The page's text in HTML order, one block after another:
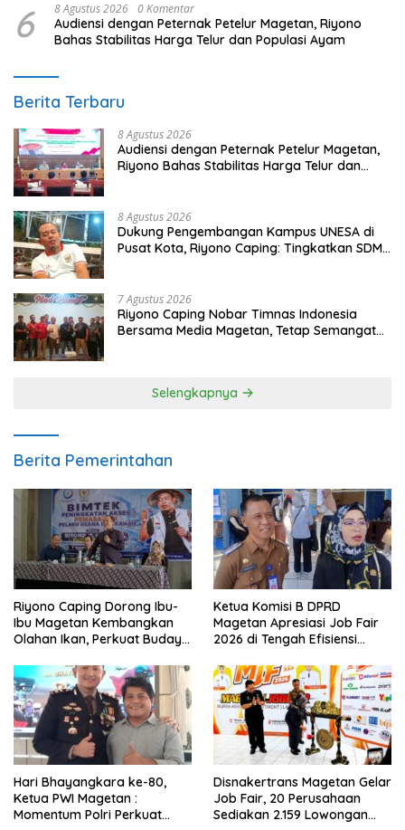
6 8 Agustus 2026 0 Komentar
Audiensi dengan Peternak Petelur Magetan, Riyono
Bahas Stabilitas Harga Telur dan Populasi Ayam
Berita Terbaru
8 Agustus 2026
Audiensi dengan Peternak Petelur Magetan,
Riyono Bahas Stabilitas Harga Telur dan
8 Agustus 2026
Dukung Pengembangan Kampus UNESA di
Pusat Kota, Riyono Caping: Tingkatkan SDM
7 Agustus 2026
Riyono Caping Nobar Timnas Indonesia
Bersama Media Magetan, Tetap Semangat
Selengkapnya
Berita Pemerintahan
Riyono Caping Dorong Ibu-
Ibu Magetan Kembangkan
Olahan Ikan, Perkuat Budaya
Ketua Komisi B DPRD
Magetan Apresiasi Job Fair
2026 di Tengah Efisiensi
Hari Bhayangkara ke-80,
Ketua PWI Magetan :
Momentum Polri Perkuat
Disnakertrans Magetan Gelar
Job Fair, 20 Perusahaan
Sediakan 2.159 Lowongan